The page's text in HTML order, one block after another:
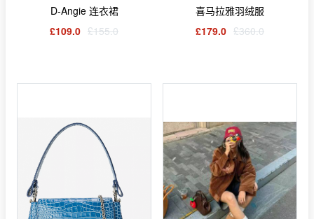
D-Angie 连衣裙
£109.0 £155.0
喜马拉雅羽绒服
£179.0 £360.0